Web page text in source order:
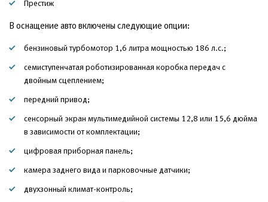
Престиж
В оснащение авто включены следующие опции:
бензиновый турбомотор 1,6 литра мощностью 186 л.с.;
семиступенчатая роботизированная коробка передач с
двойным сцеплением;
передний привод;
сенсорный экран мультимедийной системы 12,8 или 15,6 дюйма
в зависимости от комплектации;
цифровая приборная панель;
камера заднего вида и парковочные датчики;
двухзонный климат-контроль;